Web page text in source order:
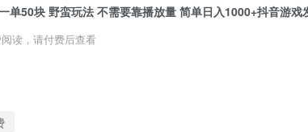
读，请付费后查看